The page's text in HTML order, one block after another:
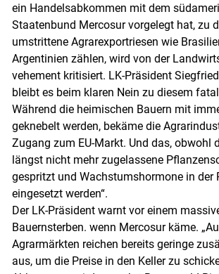
Skip to main content
ein Handelsabkommen mit dem
Staatenbund Mercosur vorgelegt hat, zu
umstrittene Agrarexportriesen wie
Argentinien zählen, wird von der
vehement kritisiert. LK-Präsident
bleibt es beim klaren Nein zu diesem
Während die heimischen Bauern mit
geknebelt werden, bekäme die
Zugang zum EU-Markt. Und das, obwohl
längst nicht mehr zugelassene
gespritzt und Wachstumshormone in der
eingesetzt werden“.
Der LK-Präsident warnt vor einem
Bauernsterben. wenn Mercosur käme.
Agrarmärkten reichen bereits geringe
aus, um die Preise in den Keller zu